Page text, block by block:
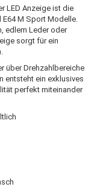
LED Anzeige ist die
E64 M Sport Modelle.
edlem Leder oder
sorgt für ein
über Drehzahlbereiche
entsteht ein exklusives
perfekt miteinander